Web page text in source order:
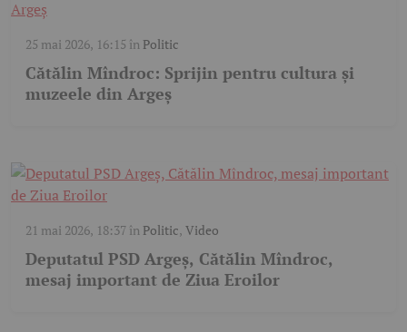
25 mai 2026, 16:15 în Politic
Cătălin Mîndroc: Sprijin pentru cultura și
muzeele din Argeș
21 mai 2026, 18:37 în Politic, Video
Deputatul PSD Argeș, Cătălin Mîndroc,
mesaj important de Ziua Eroilor